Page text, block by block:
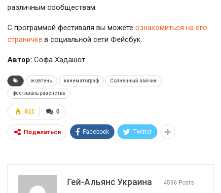
различным сообществам.
С программой фестиваля вы можете ознакомиться на его
страничке в социальной сети Фейсбук.
Автор: Софа Хадашот
жовтень кинематограф Солнечный зайчик
фестиваль равенства
0
611
Поделиться Facebook Twitter
Гей-Альянс Украина 4596 Posts